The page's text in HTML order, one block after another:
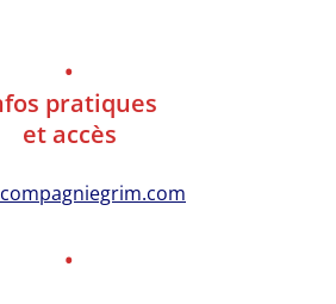
•
pratiques
et accès
•